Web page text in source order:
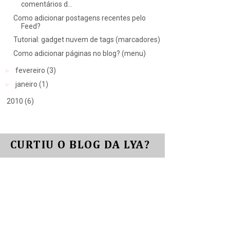
comentários d...
Como adicionar postagens recentes pelo
Feed?
Tutorial: gadget nuvem de tags (marcadores)
Como adicionar páginas no blog? (menu)
fevereiro (3)
janeiro (1)
2010 (6)
CURTIU O BLOG DA LYA?